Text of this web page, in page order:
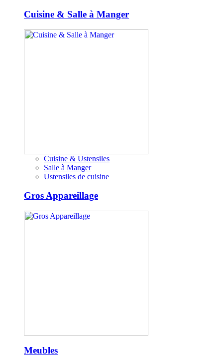
Cuisine & Salle à Manger
Cuisine & Ustensiles
Salle à Manger
Ustensiles de cuisine
Gros Appareillage
Meubles